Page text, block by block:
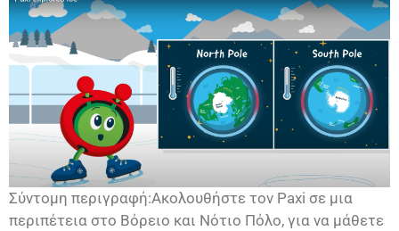
Σύντομη περιγραφή:Ακολουθήστε τον Paxi σε μια
περιπέτεια στο Βόρειο και Νότιο Πόλο, για να μάθετε